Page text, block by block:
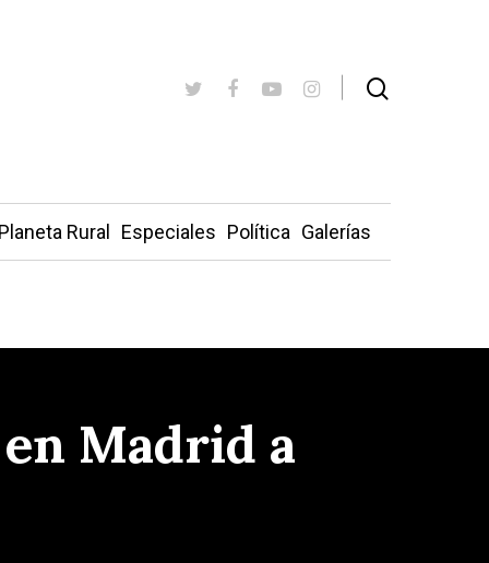
Planeta Rural Especiales Política Galerías
Madrid a